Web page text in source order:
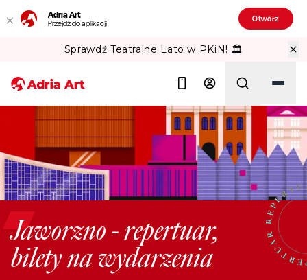
Adria Art
Przejdź do aplikacji Otwórz
Sprawdź Teatralne Lato w PKiN! 🏛️
Szukaj
Jaworzno - repertuar,
bilety na wydarzenia